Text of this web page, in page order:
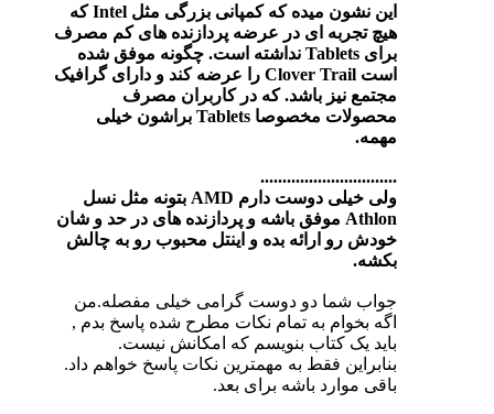
این نشون میده که کمپانی بزرگی مثل Intel که
هیچ تجربه ای در عرضه پردازنده های کم مصرف
برای Tablets نداشته است. چگونه موفق شده
است Clover Trail را عرضه کند و دارای گرافیک
مجتمع نیز باشد. که در کاربران مصرف
محصولات مخصوصا Tablets براشون خیلی
مهمه.
...............................
ولی خیلی دوست دارم AMD بتونه مثل نسل
Athlon موفق باشه و پردازنده های در حد و شان
خودش رو ارائه بده و اینتل محبوب رو به چالش
بکشه.
جواب شما دو دوست گرامی خیلی مفصله.من
اگه بخوام به تمام نکات مطرح شده پاسخ بدم ,
باید یک کتاب بنویسم که امکانش نیست.
بنابراین فقط به مهمترین نکات پاسخ خواهم داد.
باقی موارد باشه برای بعد.